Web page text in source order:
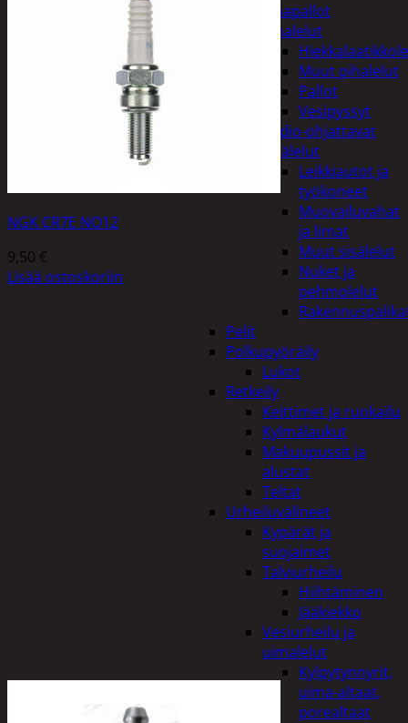
Ilmapallot
Pihalelut
Muut pihalelut
Pallot
Vesipyssyt
Radio-ohjattavat
Sisälelut
Leikkiautot ja
työkoneet
Muovailuvahat
ja limat
Muut sisälelut
Nuket ja
pehmolelut
Pelit
Polkupyöräily
Lukot
Retkeily
Keittimet ja ruokailu
Kylmälaukut
Makuupussit ja
alustat
Teltat
Urheiluvälineet
Kypärät ja
suojaimet
Talviurheilu
Hiihtäminen
Jääkiekko
Vesiurheilu ja
uimalelut
Kylpytynnyrit,
uima-altaat,
porealtaat
NGK CR7E NO12
9,50 €
Lisää ostoskoriin